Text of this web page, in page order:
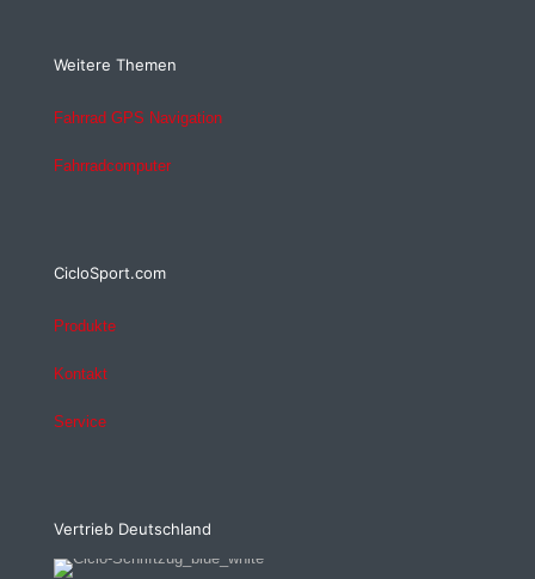
Weitere Themen
Fahrrad GPS Navigation
Fahrradcomputer
CicloSport.com
Produkte
Kontakt
Service
Vertrieb Deutschland